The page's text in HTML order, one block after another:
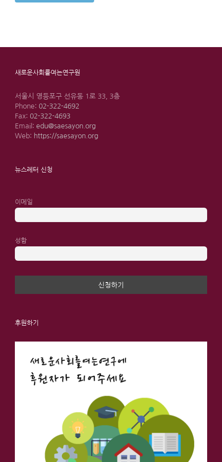
새로운사회를여는연구원
서울시 영등포구 선유동 1로 33, 3층
Phone: 02-322-4692
Fax: 02-322-4693
Email: edu@saesayon.org
Web: https://saesayon.org
뉴스레터 신청
이메일
성함
후원하기